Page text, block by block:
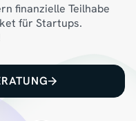
finanzielle Teilhabe
für Startups.